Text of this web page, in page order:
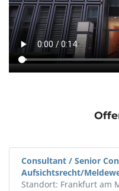
Consultant / Senior
Finance, Risk &
Standort: Frankfurt